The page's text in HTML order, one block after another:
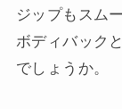
ジップもスム
ボディバック
でしょうか。